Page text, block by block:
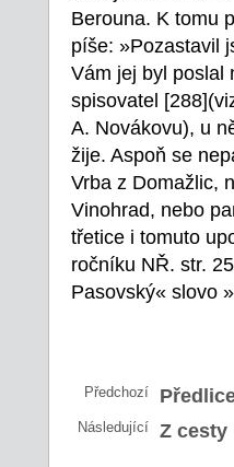
Berouna. K tomu
píše: »Pozastavil
Vám jej byl poslal
spisovatel
A. Novákovu), u
žije. Aspoň se
Vrba z Domažlic,
Vinohrad, nebo
třetice i tomuto
ročníku NŘ. str.
Pasovský« slovo
Předchozí
Následující Z cesty